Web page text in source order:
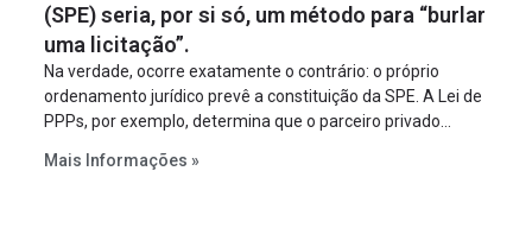
(SPE) seria, por si só, um método para “burlar
uma licitação”.
Na verdade, ocorre exatamente o contrário: o próprio
ordenamento jurídico prevê a constituição da SPE. A Lei de
PPPs, por exemplo, determina que o parceiro privado
empreendimento. Ou seja, a suposta “fraude à licitação” é
Mais Informações »